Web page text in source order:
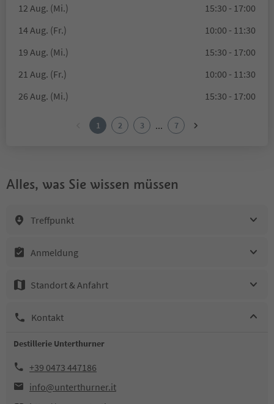
12 Aug. (Mi.)
15:30 - 17:00
14 Aug. (Fr.)
10:00 - 11:30
19 Aug. (Mi.)
15:30 - 17:00
21 Aug. (Fr.)
10:00 - 11:30
26 Aug. (Mi.)
15:30 - 17:00
1 2 3 ... 7
Alles, was Sie wissen müssen
Treffpunkt
Anmeldung
Standort & Anfahrt
Kontakt
Destillerie Unterthurner
+39 0473 447186
info@unterthurner.it